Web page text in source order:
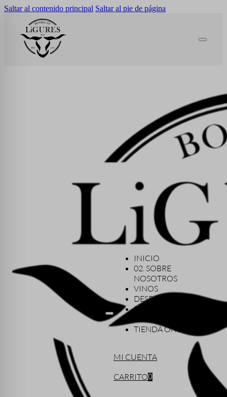
Saltar al contenido principal Saltar al pie de página
INICIO
02. SOBRE
NOSOTROS
VINOS
DESPACHO
SHERRY CASK
TIENDA ONLINE
MI CUENTA
CARRITO0